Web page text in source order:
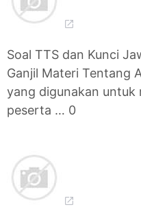
Soal TTS dan Kunci
Ganjil Materi Tentang
yang digunakan untuk
peserta … 0